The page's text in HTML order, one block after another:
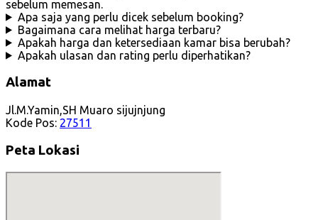
sebelum memesan.
Apa saja yang perlu dicek sebelum booking?
Bagaimana cara melihat harga terbaru?
Apakah harga dan ketersediaan kamar bisa berubah?
Apakah ulasan dan rating perlu diperhatikan?
Alamat
Jl.M.Yamin,SH Muaro sijujnjung
Kode Pos: 27511
Peta Lokasi